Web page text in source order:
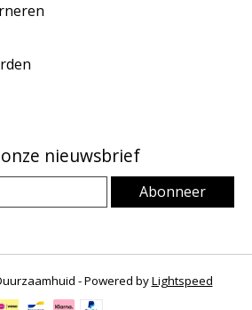
nieuwsbrief
Abonneer
- Powered byLightspeed